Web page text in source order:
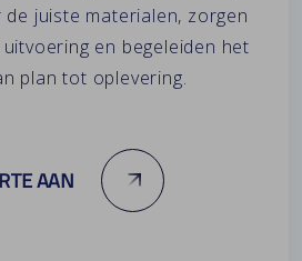
juiste materialen, zorgen
en begeleiden het
plan tot oplevering.
AAN